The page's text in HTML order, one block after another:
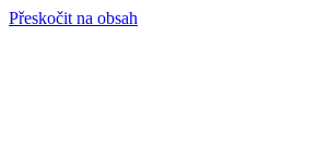
Přeskočit na obsah